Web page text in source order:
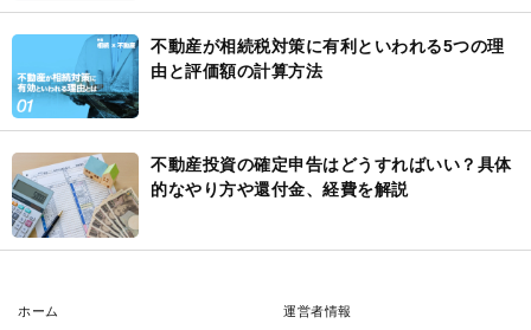
不動産が相続税対策に有利といわれる5つの理
由と評価額の計算方法
不動産投資の確定申告はどうすればいい？具体
的なやり方や還付金、経費を解説
ホーム 運営者情報